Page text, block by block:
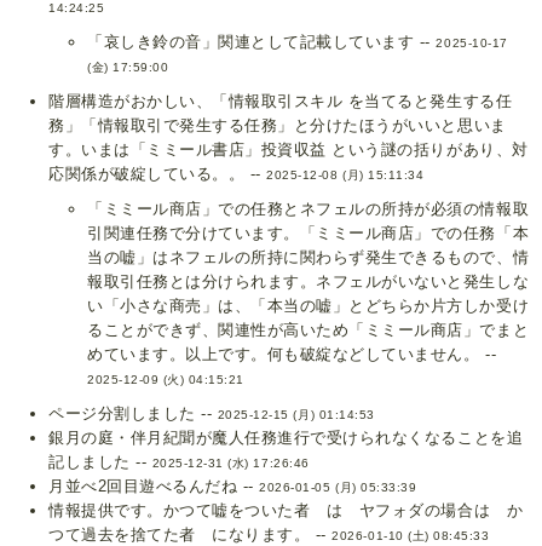
14:24:25
「哀しき鈴の音」関連として記載しています --2025-10-17
(金) 17:59:00
階層構造がおかしい、「情報取引スキル を当てると発生する任
務」「情報取引で発生する任務」と分けたほうがいいと思いま
す。いまは「ミミール書店」投資収益 という謎の括りがあり、対
応関係が破綻している。。 --2025-12-08 (月) 15:11:34
「ミミール商店」での任務とネフェルの所持が必須の情報取
引関連任務で分けています。「ミミール商店」での任務「本
当の嘘」はネフェルの所持に関わらず発生できるもので、情
報取引任務とは分けられます。ネフェルがいないと発生しな
い「小さな商売」は、「本当の嘘」とどちらか片方しか受け
ることができず、関連性が高いため「ミミール商店」でまと
めています。以上です。何も破綻などしていません。 --
2025-12-09 (火) 04:15:21
ページ分割しました -- 2025-12-15 (月) 01:14:53
銀月の庭・伴月紀聞が魔人任務進行で受けられなくなることを追
記しました -- 2025-12-31 (水) 17:26:46
月並べ2回目遊べるんだね --2026-01-05 (月) 05:33:39
情報提供です。かつて嘘をついた者 は ヤフォダの場合は か
つて過去を捨てた者 になります。 --2026-01-10 (土) 08:45:33